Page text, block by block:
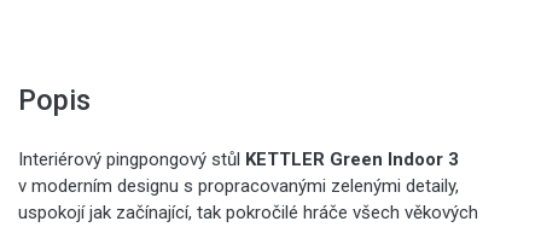
Popis
Interiérový pingpongový stůl KETTLER Green Indoor 3
v moderním designu s propracovanými zelenými detaily,
uspokojí jak začínající, tak pokročilé hráče všech věkových